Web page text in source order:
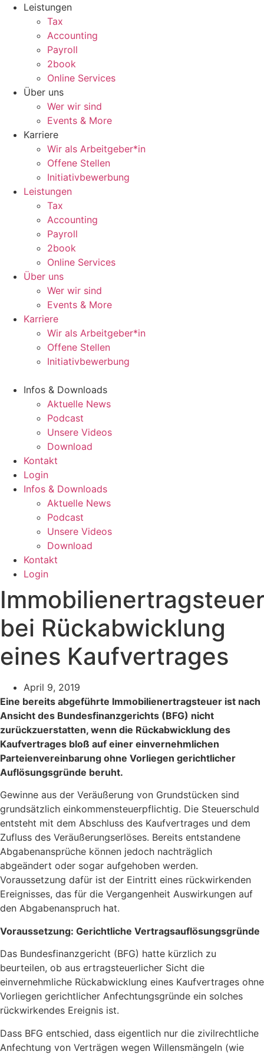
Zum
wechseln
Leistungen
Tax
Accounting
Payroll
2book
Online Services
Über uns
Wer wir sind
Events & More
Karriere
Wir als Arbeitgeber*in
Offene Stellen
Initiativbewerbung
Leistungen
Tax
Accounting
Payroll
2book
Online Services
Über uns
Wer wir sind
Events & More
Karriere
Wir als Arbeitgeber*in
Offene Stellen
Initiativbewerbung
Infos & Downloads
Aktuelle News
Podcast
Unsere Videos
Download
Kontakt
Login
Infos & Downloads
Aktuelle News
Podcast
Unsere Videos
Download
Kontakt
Login
Immobilienertragsteuer
bei Rückabwicklung
eines Kaufvertrages
April 9, 2019
Eine bereits abgeführte Immobilienertragsteuer ist nach
Ansicht des Bundesfinanzgerichts (BFG) nicht
zurückzuerstatten, wenn die Rückabwicklung des
Kaufvertrages bloß auf einer einvernehmlichen
Parteienvereinbarung ohne Vorliegen gerichtlicher
Auflösungsgründe beruht.
Gewinne aus der Veräußerung von Grundstücken sind
grundsätzlich einkommensteuerpflichtig. Die Steuerschuld
entsteht mit dem Abschluss des Kaufvertrages und dem
Zufluss des Veräußerungserlöses. Bereits entstandene
Abgabenansprüche können jedoch nachträglich
abgeändert oder sogar aufgehoben werden.
Voraussetzung dafür ist der Eintritt eines rückwirkenden
Ereignisses, das für die Vergangenheit Auswirkungen auf
den Abgabenanspruch hat.
Voraussetzung: Gerichtliche Vertragsauflösungsgründe
Das Bundesfinanzgericht (BFG) hatte kürzlich zu
beurteilen, ob aus ertragsteuerlicher Sicht die
einvernehmliche Rückabwicklung eines Kaufvertrages ohne
Vorliegen gerichtlicher Anfechtungsgründe ein solches
rückwirkendes Ereignis ist.
Dass BFG entschied, dass eigentlich nur die zivilrechtliche
Anfechtung von Verträgen wegen Willensmängeln (wie